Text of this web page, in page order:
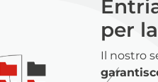
per
Il nostro